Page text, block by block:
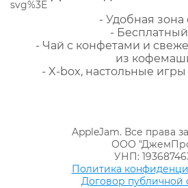
- Удобная зона
-
- Чай с конфетами и
из
- X-box, настольные
AppleJam. Все права
ООО
УНП:
Политика
Договор публичной